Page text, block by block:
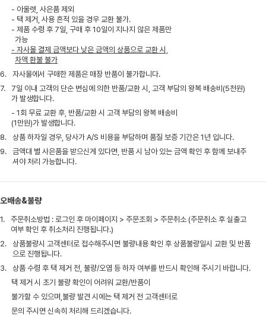
- 아울렛, 사은품 제외
- 택 제거, 사용 흔적 있을 경우 교환 불가.
- 제품 수령 후 7일, 구매 후 10일이 지나지 않은 제품만
가능
- 자사몰 결제 금액보다 낮은 금액의 상품으로 교환 시,
차액 환불 불가
6.
자사몰에서 구매한 제품은 매장 반품이 불가합니다.
7.
7일 이내 고객의 단순 변심에 의한 반품/교환 시, 고객 부담의 왕복 배송비(5천원)
가 발생합니다.
- 1회 무료 교환 후, 반품/교환 시 고객 부담의 왕복 배송비
(1만원)가 발생합니다.
8.
상품 하자일 경우, 당사가 A/S 비용을 부담하며 품질 보증 기간은 1년 입니다.
9.
금액대 별 사은품을 받으신게 있다면, 반품 시 남아 있는 금액 확인 후 함께 보내주
셔야 처리 가능합니다.
오배송&불량
1.
주문취소방법 : 로그인 후 마이페이지 > 주문조회 > 주문취소 (주문취소 후 실출고
여부 확인 후 취소처리 진행됩니다.)
2.
상품불량시 고객센터로 접수해주시면 불량내용 확인 후 상품불량일시 교환 및 반품
으로 진행됩니다.
3.
상품 수령 후 택 제거 전, 불량/오염 등 하자 여부를 반드시 확인해 주시기 바랍니다.
택 제거 시 초기 불량 확인이 어려워 교환/반품이
불가할 수 있으며,불량 발견 시에는 택 제거 전 고객센터로
문의 주시면 신속히 처리해 드리겠습니다.